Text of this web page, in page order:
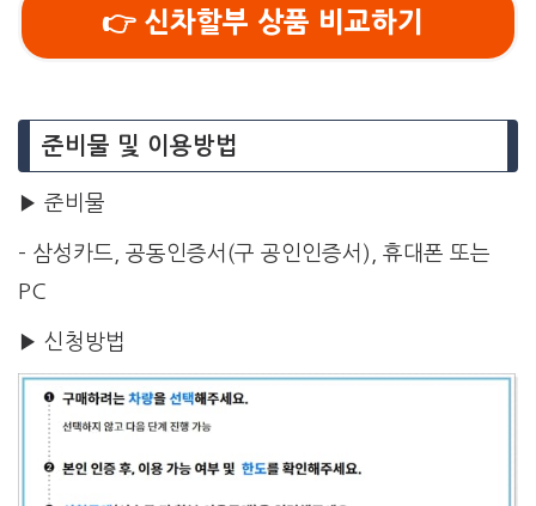
👉 신차할부 상품 비교하기
준비물 및 이용방법
▶ 준비물
– 삼성카드, 공동인증서(구 공인인증서), 휴대폰 또는
PC
▶ 신청방법